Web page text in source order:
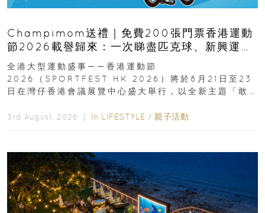
Champimom送禮｜免費200張門票香港運動
節2026載譽歸來：一次睇盡匹克球、新興運
動、街舞比賽＋逾百運動品牌展覽
全港大型運動盛事——香港運動節
2026（SPORTFEST HK 2026）將於8月21日至23
日在灣仔香港會議展覽中心盛大舉行，以全新主題「敢
3rd August, 2026 ｜ In LIFESTYLE / 親子活動